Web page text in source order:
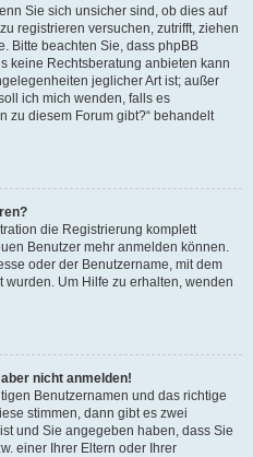
Sie sich unsicher sind, ob dies auf
registrieren versuchen, zutrifft, ziehen
Bitte beachten Sie, dass phpBB
keine Rechtsberatung anbieten kann
jeglicher Art ist; außer
ich mich wenden, falls es
zu diesem Forum gibt?“ behandelt
die Registrierung komplett
Benutzer mehr anmelden können.
oder der Benutzername, mit dem
Um Hilfe zu erhalten, wenden
nicht anmelden!
Benutzernamen und das richtige
stimmen, dann gibt es zwei
und Sie angegeben haben, dass Sie
einer Ihrer Eltern oder Ihrer